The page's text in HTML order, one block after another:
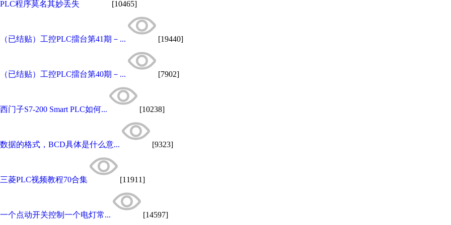
PLC程序莫名其妙丢失 [10465]
（已结贴）工控PLC擂台第41期－... [19440]
（已结贴）工控PLC擂台第40期－... [7902]
西门子S7-200 Smart PLC如何... [10238]
数据的格式，BCD具体是什么意... [9323]
三菱PLC视频教程70合集 [11911]
一个点动开关控制一个电灯常... [14597]